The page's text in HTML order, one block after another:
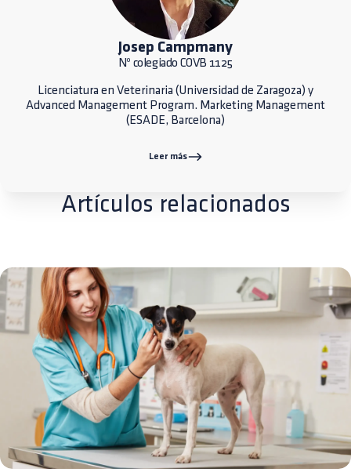
Josep Campmany
Nº colegiado COVB 1125
Licenciatura en Veterinaria (Universidad de Zaragoza) y
Advanced Management Program. Marketing Management
(ESADE, Barcelona)
Leer más
Artículos relacionados